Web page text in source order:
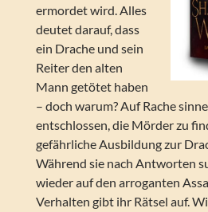
ermordet wird. Alles
deutet darauf, dass
ein Drache und sein
Reiter den alten
Mann getötet haben
– doch warum? Auf Rache
entschlossen, die Mörder zu
gefährliche Ausbildung zur
Während sie nach Antworten
wieder auf den arroganten
Verhalten gibt ihr Rätsel auf.